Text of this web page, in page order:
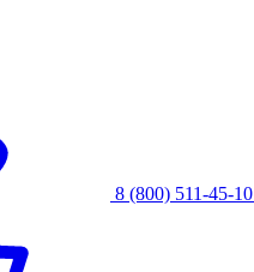
8 (800) 511-45-10